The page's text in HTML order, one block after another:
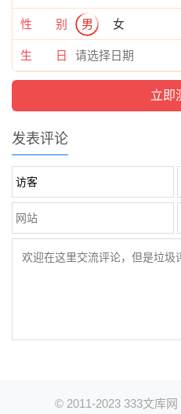
性 别 男 女
生 日
发表评论
© 2011-2023 333文库网